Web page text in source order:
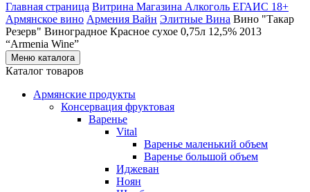
Главная страница Витрина Магазина Алкоголь ЕГАИС 18+
Армянское вино Армения Вайн Элитные Вина Вино "Такар
Резерв" Виноградное Красное сухое 0,75л 12,5% 2013
“Armenia Wine”
Меню каталога
Каталог товаров
Армянские продукты
Консервация фруктовая
Варенье
Vital
Варенье маленький объем
Варенье большой объем
Иджеван
Ноян